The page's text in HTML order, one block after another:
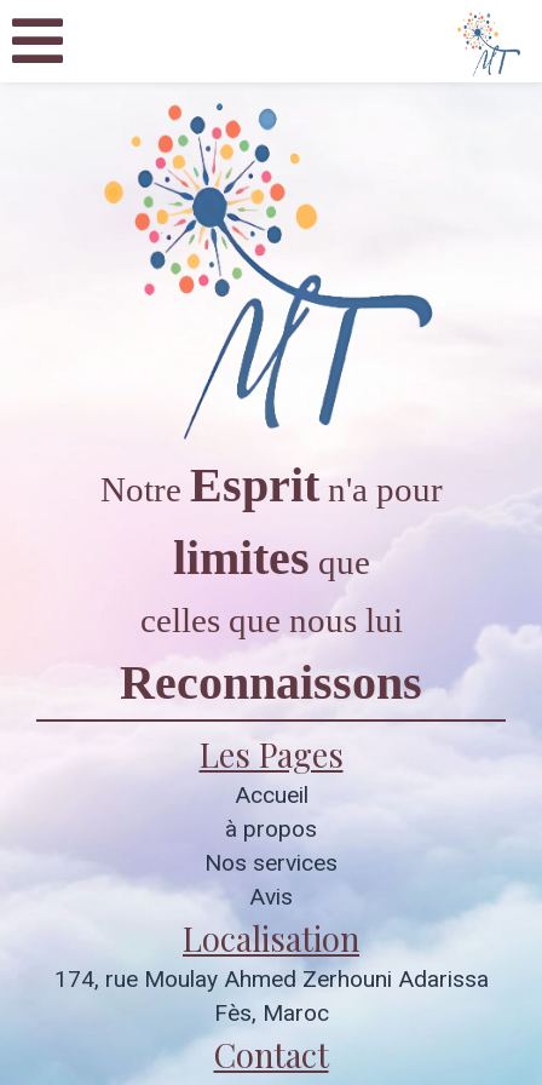
Notre Espritn'a pour
limites que
celles que nous lui
Reconnaissons
Les Pages
Accueil
à propos
Nos services
Avis
Localisation
174, rue Moulay Ahmed Zerhouni Adarissa
Fès, Maroc
Contact